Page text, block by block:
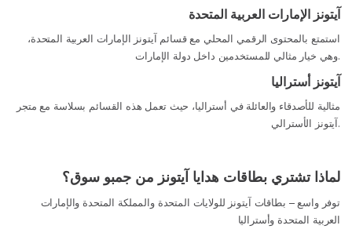
آيتونز الإمارات العربية المتحدة
استمتع بالمحتوى الرقمي المحلي مع قسائم آيتونز الإمارات العربية المتحدة،
وهي خيار مثالي للمستخدمين داخل دولة الإمارات.
آيتونز أستراليا
مثالية للأصدقاء والعائلة في أستراليا، حيث تعمل هذه القسائم بسلاسة مع متجر
آيتونز الأسترالي.
لماذا تشتري بطاقات هدايا آيتونز من جمبو سوق؟
توفر واسع – بطاقات آيتونز للولايات المتحدة والمملكة المتحدة والإمارات
العربية المتحدة وأستراليا